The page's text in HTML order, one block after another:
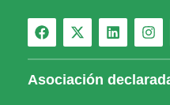
Asociación